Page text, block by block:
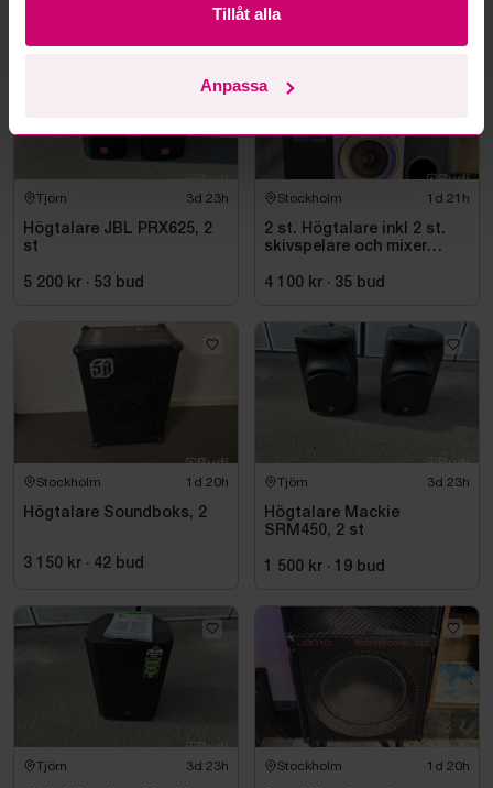
Tillåt alla
Anpassa
Tjörn 3d 23h
Högtalare JBL PRX625, 2
st
5 200 kr · 53 bud
Stockholm 1d 21h
2 st. Högtalare inkl 2 st.
skivspelare och mixer
4 100 kr · 35 bud
Stockholm 1d 20h
Högtalare Soundboks, 2
3 150 kr · 42 bud
Tjörn 3d 23h
Högtalare Mackie
SRM450, 2 st
1 500 kr · 19 bud
Tjörn 3d 23h Stockholm 1d 20h